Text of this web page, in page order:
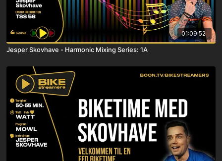
01:09:52
Jesper Skovhave - Harmonic Mixing Series: 1A